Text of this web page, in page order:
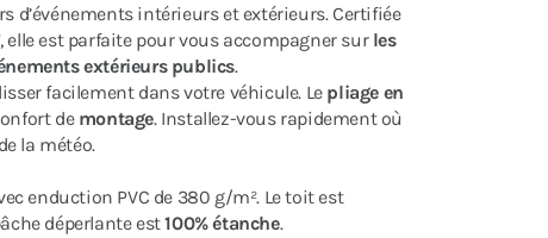
d’événements intérieurs et extérieurs. Certifiée
elle est parfaite pour vous accompagner sur les
extérieurs publics.
facilement dans votre véhicule. Le pliage en
de montage. Installez-vous rapidement où
la météo.
enduction PVC de 380 g/m². Le toit est
déperlante est100% étanche.